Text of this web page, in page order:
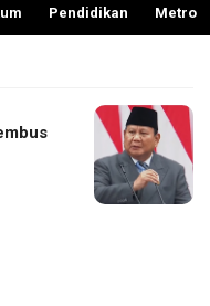
Pendidikan Metro